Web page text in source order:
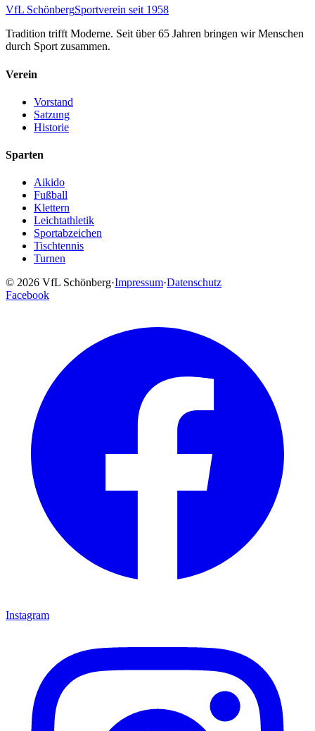
VfL SchönbergSportverein seit 1958
Tradition trifft Moderne. Seit über 65 Jahren bringen wir Menschen
durch Sport zusammen.
Verein
Vorstand
Satzung
Historie
Sparten
Aikido
Fußball
Klettern
Leichtathletik
Sportabzeichen
Tischtennis
Turnen
© 2026 VfL Schönberg·Impressum·Datenschutz
Facebook
Instagram